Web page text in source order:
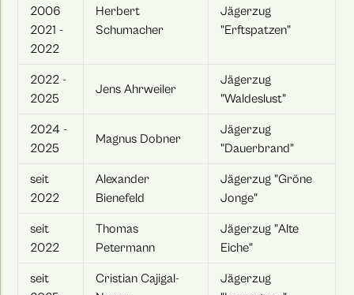
2006
2021 -
2022
Herbert
Schumacher
Jägerzug
"Erftspatzen"
2022 -
2025
Jens Ahrweiler
Jägerzug
"Waldeslust"
2024 -
2025
Magnus Dobner
Jägerzug
"Dauerbrand"
seit
2022
Alexander
Bienefeld
Jägerzug "Gröne
Jonge"
seit
2022
Thomas
Petermann
Jägerzug "Alte
Eiche"
seit
Cristian Cajigal-
Jägerzug